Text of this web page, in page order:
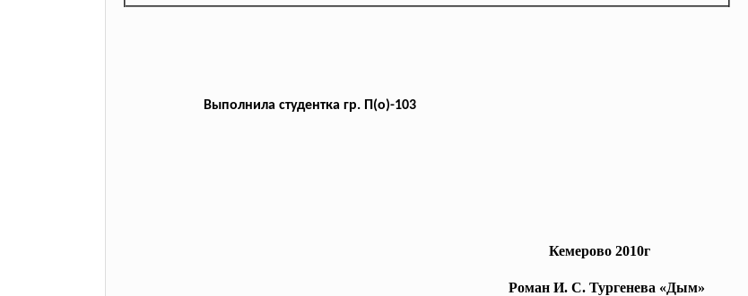
Выполнила студентка гр. П(о)-103
Кемерово 2010г
Роман И. С. Тургенева «Дым»